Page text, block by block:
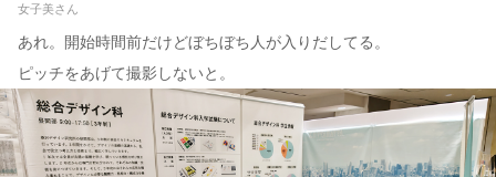
女子美さん
あれ。開始時間前だけどぼちぼち人が入りだしてる。
ピッチをあげて撮影しないと。